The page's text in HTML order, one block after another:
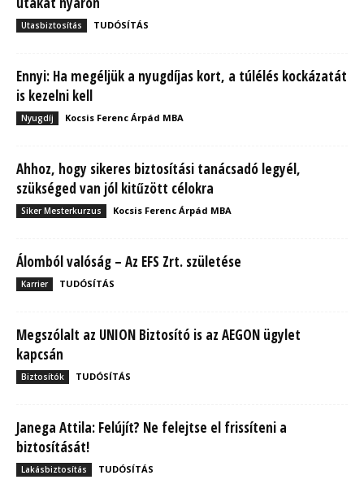
Utasbiztosítás TUDÓSÍTÁS
Ennyi: Ha megéljük a nyugdíjas kort, a túlélés kockázatát
is kezelni kell
Nyugdíj Kocsis Ferenc Árpád MBA
Ahhoz, hogy sikeres biztosítási tanácsadó legyél,
szükséged van jól kitűzött célokra
Siker Mesterkurzus Kocsis Ferenc Árpád MBA
Álomból valóság – Az EFS Zrt. születése
Karrier TUDÓSÍTÁS
Megszólalt az UNION Biztosító is az AEGON ügylet
kapcsán
Biztosítók TUDÓSÍTÁS
Janega Attila: Felújít? Ne felejtse el frissíteni a
biztosítását!
Lakásbiztosítás TUDÓSÍTÁS